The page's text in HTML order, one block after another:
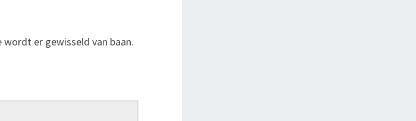
wordt er gewisseld van baan.